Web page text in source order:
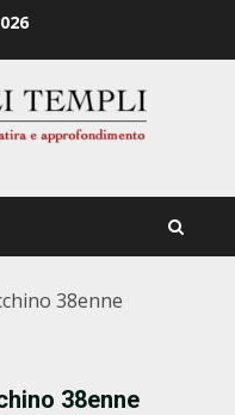
38enne
38enne